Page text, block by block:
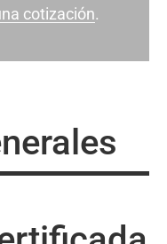
cotización.